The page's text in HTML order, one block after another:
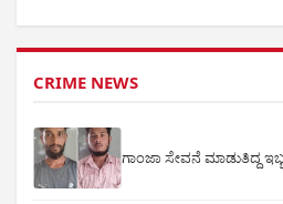
CRIME NEWS
ಗಾಂಜಾ ಸೇವನೆ ಮಾಡುತಿದ್ದ